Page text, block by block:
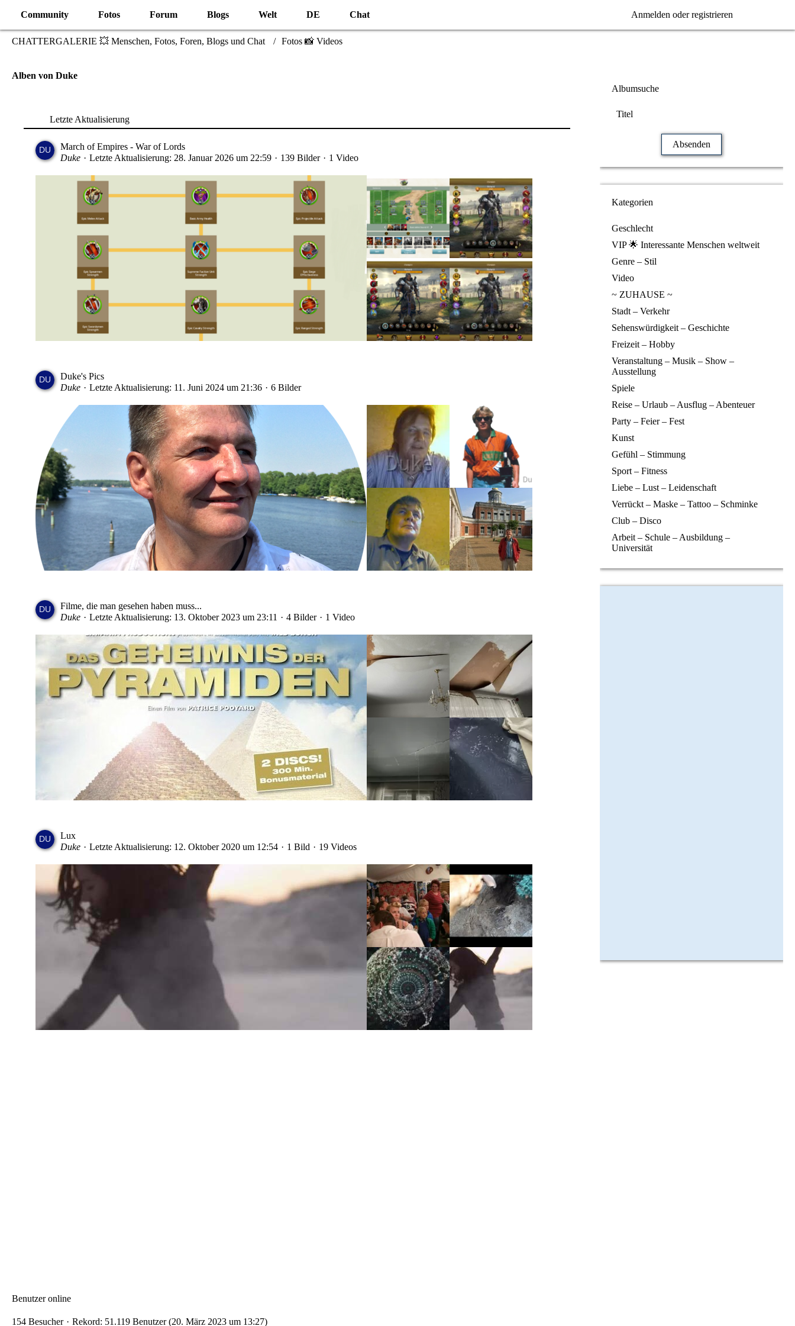
Community Fotos Forum Blogs Welt DE Chat Anmelden oder registrieren
CHATTERGALERIE 💥 Menschen, Fotos, Foren, Blogs und Chat Fotos 📸 Videos
Alben von Duke
Letzte Aktualisierung
March of Empires - War of Lords
Duke
Letzte Aktualisierung: 28. Januar 2026 um 22:59 139 Bilder 1 Video
Duke's Pics
Duke
Letzte Aktualisierung: 11. Juni 2024 um 21:36 6 Bilder
Filme, die man gesehen haben muss...
Duke
Letzte Aktualisierung: 13. Oktober 2023 um 23:11 4 Bilder 1 Video
Lux
Duke
Letzte Aktualisierung: 12. Oktober 2020 um 12:54 1 Bild 19 Videos
Albumsuche
Kategorien
Geschlecht
VIP 🌟 Interessante Menschen weltweit
Genre – Stil
Video
~ ZUHAUSE ~
Stadt – Verkehr
Sehenswürdigkeit – Geschichte
Freizeit – Hobby
Veranstaltung – Musik – Show –
Ausstellung
Spiele
Reise – Urlaub – Ausflug – Abenteuer
Party – Feier – Fest
Kunst
Gefühl – Stimmung
Sport – Fitness
Liebe – Lust – Leidenschaft
Verrückt – Maske – Tattoo – Schminke
Club – Disco
Arbeit – Schule – Ausbildung –
Universität
Benutzer online
154 Besucher Rekord: 51.119 Benutzer (20. März 2023 um 13:27)